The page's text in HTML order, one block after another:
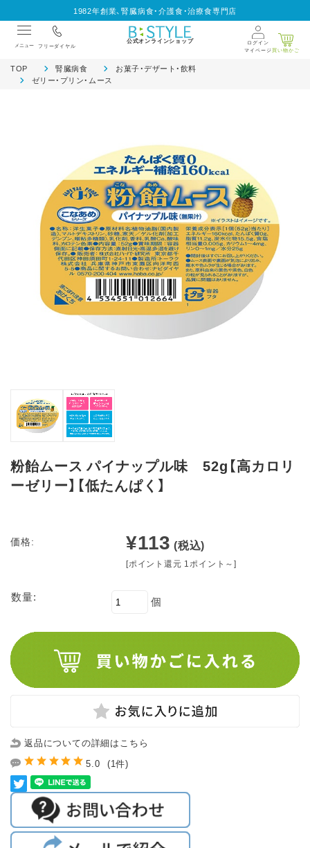
1982年創業、腎臓病食・介護食・治療食専門店
メニュー フリーダイヤル
公式オンラインショップ
ログイン
マイページ買い物かご
TOP 腎臓病食
お菓子・デザート・飲料
ゼリー・プリン・ムース
粉飴ムース パイナップル味 52g【高カロリ
ーゼリー】【低たんぱく】
価格: ¥113 (税込)
[ポイント還元 1ポイント～]
数量: 個
返品についての詳細はこちら
5.0 (1件)